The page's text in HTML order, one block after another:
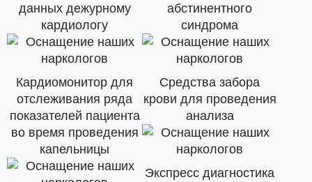
данных дежурному
кардиологу
Кардиомонитор для
отслеживания ряда
показателей пациента
во время проведения
капельницы
абстинентного
синдрома
Средства забора
крови для проведения
анализа
Экспресс диагностика